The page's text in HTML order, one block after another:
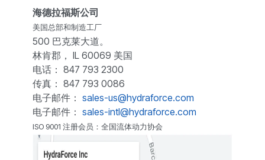
海德拉福斯公司
美国总部和制造工厂
500 巴克莱大道。
林肯郡， IL 60069 美国
电话： 847 793 2300
传真： 847 793 0086
电子邮件： sales-us@hydraforce.com
电子邮件： sales-intl@hydraforce.com
ISO 9001 注册会员：全国流体动力协会